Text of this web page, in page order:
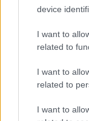
device
I want to
related to
I want to
related to
I want to
«Ήταν
υστέρω
Όταν η